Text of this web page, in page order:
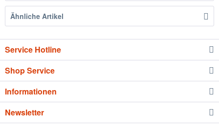
Ähnliche Artikel
Service Hotline
Shop Service
Informationen
Newsletter